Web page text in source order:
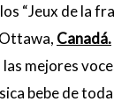
“Jeux de la
Canadá.
mejores
bebe de